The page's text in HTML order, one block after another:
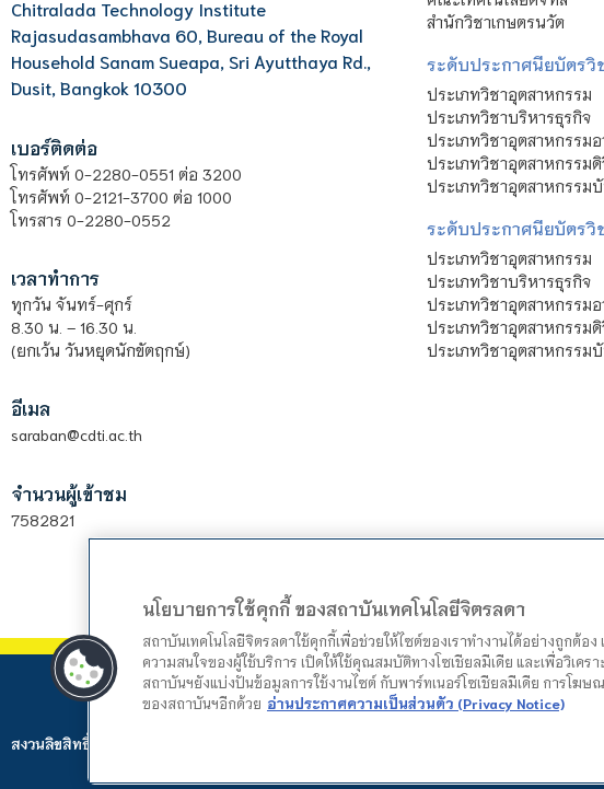
Chitralada Technology Institute
Rajasudasambhava 60, Bureau of the Royal
Household Sanam Sueapa, Sri Ayutthaya Rd.,
Dusit, Bangkok 10300
เบอร์ติดต่อ
โทรศัพท์ 0-2280-0551 ต่อ 3200
โทรศัพท์ 0-2121-3700 ต่อ 1000
โทรสาร 0-2280-0552
เวลาทำการ
ทุกวัน จันทร์-ศุกร์
8.30 น. – 16.30 น.
(ยกเว้น วันหยุดนักขัตฤกษ์)
อีเมล
saraban@cdti.ac.th
จำนวนผู้เข้าชม
7582821
สำนักวิชาเกษตรนวัต
ระดับประกาศนียบัตรวิ
ประเภทวิชาอุตสาหกรรม
ประเภทวิชาบริหารธุรกิจ
ประเภทวิชาอุตสาหกรรมอ
ประเภทวิชาอุตสาหกรรม
ประเภทวิชาอุตสาหกรรมบั
ระดับประกาศนียบัตรวิ
ประเภทวิชาอุตสาหกรรม
ประเภทวิชาบริหารธุรกิจ
ประเภทวิชาอุตสาหกรรมอ
ประเภทวิชาอุตสาหกรรม
ประเภทวิชาอุตสาหกรรมบั
สงวนลิขสิทธิ์ © 2024 สถาบันเทคโนโลยีจิตรลดา. Web by
นโยบายการใช้คุกกี้ ของสถาบันเทคโนโลยีจิตรลดา
สถาบันเทคโนโลยีจิตรลดาใช้คุกกี้เพื่อช่วยให้ไซต์ของเราทำงานได้อย่างถูกต้อ
ความสนใจของผู้ใช้บริการ เปิดให้ใช้คุณสมบัติทางโซเชียลมีเดีย และเพื่อวิเคร
สถาบันฯยังแบ่งปันข้อมูลการใช้งานไซต์ กับพาร์ทเนอร์โซเชียลมีเดีย การโฆษ
ของสถาบันฯอีกด้วย อ่านประกาศความเป็นส่วนตัว (Privacy Notice)